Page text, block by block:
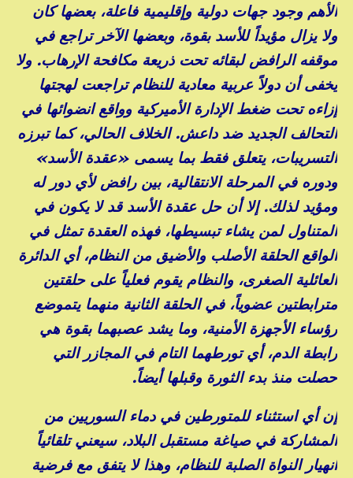
الأهم وجود جهات دولية وإقليمية فاعلة، بعضها كان
ولا يزال مؤيداً للأسد بقوة، وبعضها الآخر تراجع في
موقفه الرافض لبقائه تحت ذريعة مكافحة الإرهاب. ولا
يخفى أن دولاً عربية معادية للنظام تراجعت لهجتها
إزاءه تحت ضغط الإدارة الأميركية وواقع انضوائها في
التحالف الجديد ضد داعش. الخلاف الحالي، كما تبرزه
التسريبات، يتعلق فقط بما يسمى «عقدة الأسد»
ودوره في المرحلة الانتقالية، بين رافض لأي دور له
ومؤيد لذلك. إلا أن حل عقدة الأسد قد لا يكون في
المتناول لمن يشاء تبسيطها، فهذه العقدة تمثل في
الواقع الحلقة الأصلب والأضيق من النظام، أي الدائرة
العائلية الصغرى، والنظام يقوم فعلياً على حلقتين
مترابطتين عضوياً، في الحلقة الثانية منهما يتموضع
رؤساء الأجهزة الأمنية، وما يشد عصبهما بقوة هي
رابطة الدم، أي تورطهما التام في المجازر التي
حصلت منذ بدء الثورة وقبلها أيضاً.
إن أي استثناء للمتورطين في دماء السوريين من
المشاركة في صياغة مستقبل البلاد، سيعني تلقائياً
انهيار النواة الصلبة للنظام، وهذا لا يتفق مع فرضية